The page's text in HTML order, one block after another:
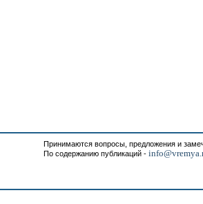
Принимаются вопросы, предложения и
По содержанию публикаций -